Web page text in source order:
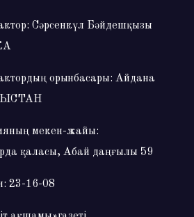
Сәрсенкүл Бәйдешқызы
орынбасары: Айдана
мекен-жайы:
қаласы, Абай даңғылы 59
23-16-08